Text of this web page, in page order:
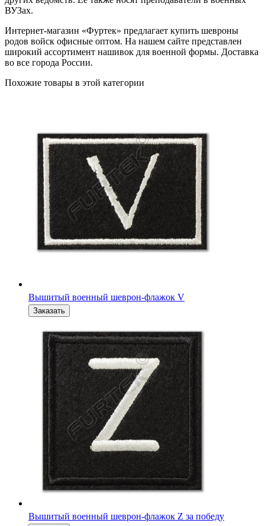
ВУЗах.
Интернет-магазин «Фуртек» предлагает купить шевроны
родов войск офисные оптом. На нашем сайте представлен
широкий ассортимент нашивок для военной формы. Доставка
во все города России.
Похожие товары в этой категории
Вышитый военный шеврон-флажок Z за победу
Вышитый военный шеврон на кепку О отважные